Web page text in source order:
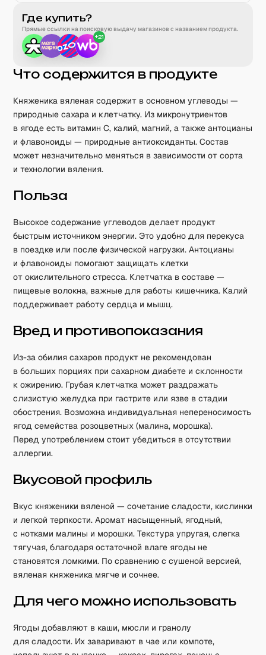
Где купить?
Прямые ссылки на поисковую выдачу магазинов с названием продукта.
+21
Что содержится в продукте
Княженика вяленая содержит в основном углеводы —
природные сахара и клетчатку. Из микронутриентов
в ягоде есть витамин C, калий, магний, а также антоцианы
и флавоноиды — природные антиоксиданты. Состав
может незначительно меняться в зависимости от сорта
и технологии вяления.
Польза
Высокое содержание углеводов делает продукт
быстрым источником энергии. Это удобно для перекуса
в поездке или после физической нагрузки. Антоцианы
и флавоноиды помогают защищать клетки
от окислительного стресса. Клетчатка в составе —
пищевые волокна, важные для работы кишечника. Калий
поддерживает работу сердца и мышц.
Вред и противопоказания
Из-за обилия сахаров продукт не рекомендован
в больших порциях при сахарном диабете и склонности
к ожирению. Грубая клетчатка может раздражать
слизистую желудка при гастрите или язве в стадии
обострения. Возможна индивидуальная непереносимость
ягод семейства розоцветных (малина, морошка).
Перед употреблением стоит убедиться в отсутствии
аллергии.
Вкусовой профиль
Вкус княженики вяленой — сочетание сладости, кислинки
и легкой терпкости. Аромат насыщенный, ягодный,
с нотками малины и морошки. Текстура упругая, слегка
тягучая, благодаря остаточной влаге ягоды не
становятся ломкими. По сравнению с сушеной версией,
вяленая княженика мягче и сочнее.
Для чего можно использовать
Ягоды добавляют в каши, мюсли и гранолу
для сладости. Их заваривают в чае или компоте,